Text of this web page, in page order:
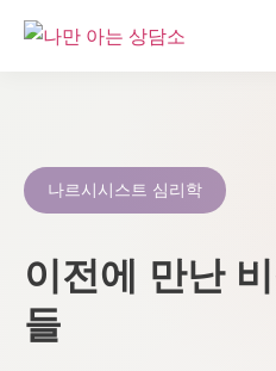
나르시시스트 심리학
이전에 만난
들